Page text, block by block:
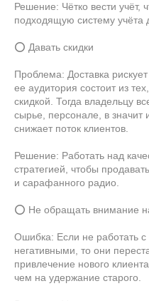
Решение: Чётко вести учёт,
подходящую систему учёта
⭕ Давать скидки
Проблема: Доставка
ее аудитория состоит из
скидкой. Тогда владельцу
сырье, персонале, в значит
снижает поток клиентов.
Решение: Работать над
стратегией, чтобы
и сарафанного радио.
⭕ Не обращать внимание
Ошибка: Если не работать с
негативными, то они
привлечение нового
чем на удержание старого.